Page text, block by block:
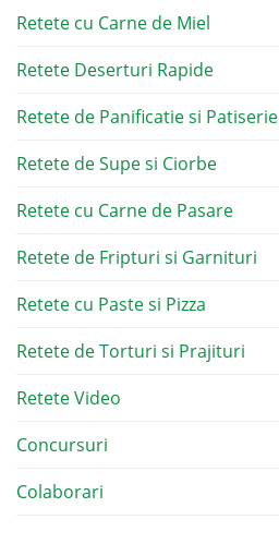
Retete cu Carne de Miel
Retete Deserturi Rapide
Retete de Panificatie si Patiserie
Retete de Supe si Ciorbe
Retete cu Carne de Pasare
Retete de Fripturi si Garnituri
Retete cu Paste si Pizza
Retete de Torturi si Prajituri
Retete Video
Concursuri
Colaborari